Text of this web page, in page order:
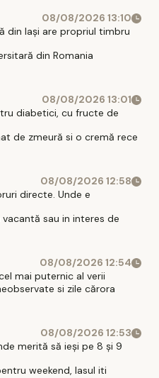
08/08/2026 13:10
din Iași are propriul timbru
din Romania
08/08/2026 13:01
diabetici, cu fructe de
de zmeură si o cremă rece
08/08/2026 12:58
directe. Unde e
sau in interes de
08/08/2026 12:54
mai puternic al verii
si zile cărora
08/08/2026 12:53
merită să ieși pe 8 și 9
weekend, Iasul iti